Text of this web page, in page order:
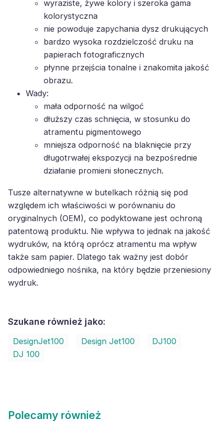
wyraziste, żywe kolory i szeroka gama
kolorystyczna
nie powoduje zapychania dysz drukujących
bardzo wysoka rozdzielczość druku na
papierach fotograficznych
płynne przejścia tonalne i znakomita jakość
obrazu.
Wady:
mała odporność na wilgoć
dłuższy czas schnięcia, w stosunku do
atramentu pigmentowego
mniejsza odporność na blaknięcie przy
długotrwałej ekspozycji na bezpośrednie
działanie promieni słonecznych.
Tusze alternatywne w butelkach różnią się pod
względem ich właściwości w porównaniu do
oryginalnych (OEM), co podyktowane jest ochroną
patentową produktu. Nie wpływa to jednak na jakość
wydruków, na którą oprócz atramentu ma wpływ
także sam papier. Dlatego tak ważny jest dobór
odpowiedniego nośnika, na który będzie przeniesiony
wydruk.
Szukane również jako:
DesignJet100 Design Jet100
DJ100
DJ 100
Polecamy również